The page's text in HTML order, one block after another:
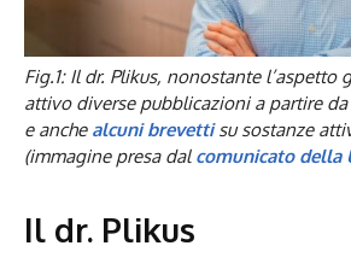
Fig.1: Il dr. Plikus, nonostante l’aspetto
attivo diverse pubblicazioni a partire
e anche alcuni brevettisu sostanze
(immagine presa dal comunicato della
Il dr. Plikus